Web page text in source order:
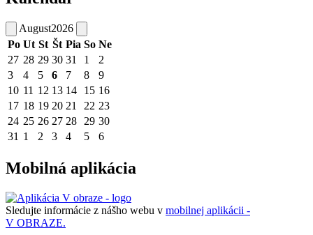
August2026
Po Ut St Št Pia So Ne
27 28 29 30 31 1
2
3
4 5 6 7 8
9
10 11 12 13 14 15 16
17 18 19 20 21 22 23
24 25 26 27 28 29 30
31 1 2 3 4 5 6
Mobilná aplikácia
Sledujte informácie z nášho webu v mobilnej aplikácii -
V OBRAZE.